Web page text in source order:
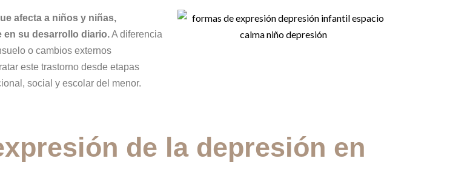
afecta a niños y niñas,
en su desarrollo diario.A diferencia
o cambios externos
este trastorno desde etapas
social y escolar del menor.
de la depresión en